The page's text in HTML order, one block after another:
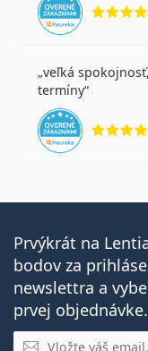
veľká
termíny
Prvýkrát na
bodov za
newslettra a
prvej objednávke.
E-mail